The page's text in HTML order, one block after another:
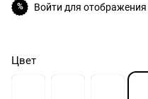
% Войти для
Цвет